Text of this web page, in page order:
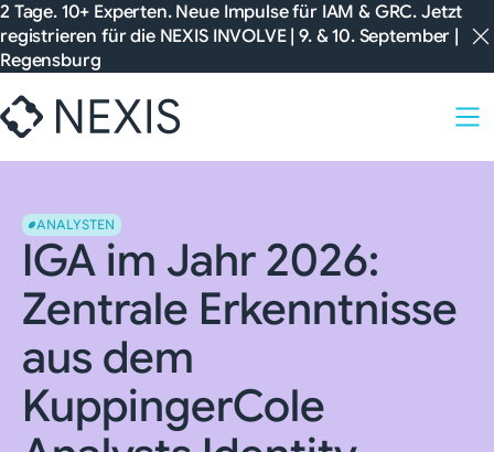
Zum
Inhalt
springen
2 Tage. 10+ Experten. Neue Impulse für IAM & GRC. Jetzt
registrieren für die NEXIS INVOLVE| 9. & 10. September |
Regensburg
ANALYSTEN
IGA im Jahr 2026:
Zentrale Erkenntnisse
aus dem
KuppingerCole